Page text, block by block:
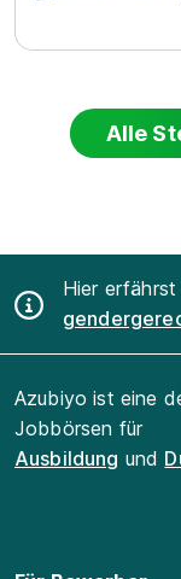
Alle
Hier
Azubiyo ist eine
Jobbörsen für
Ausbildung und